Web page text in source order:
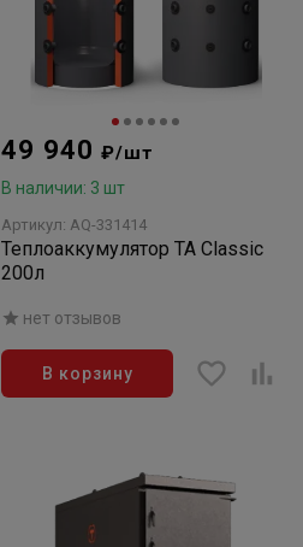
49 940₽/шт
В наличии: 3 шт
Артикул: AQ-331414
Теплоаккумулятор TA Classic
200л
нет отзывов
В корзину